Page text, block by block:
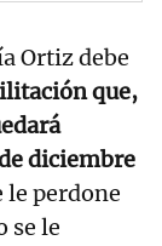
Ortiz debe
que,
diciembre
le perdone
se le